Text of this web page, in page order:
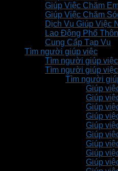
Giúp Việc Chăm
Giúp Việc Chăm
Dịch Vụ Giúp Việc
Lao Động Phổ
Cung Cấp Tạp Vụ
Tìm người giúp việc
Tìm người giúp
Tìm người giúp
Tìm người
Giúp
Giúp
Giúp
Giúp
Giúp
Giúp
Giúp
Giúp
Giúp